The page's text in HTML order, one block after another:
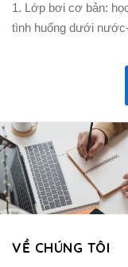
1. Lớp bơi cơ bản:
tình huống dưới
VỀ CHÚNG TÔI